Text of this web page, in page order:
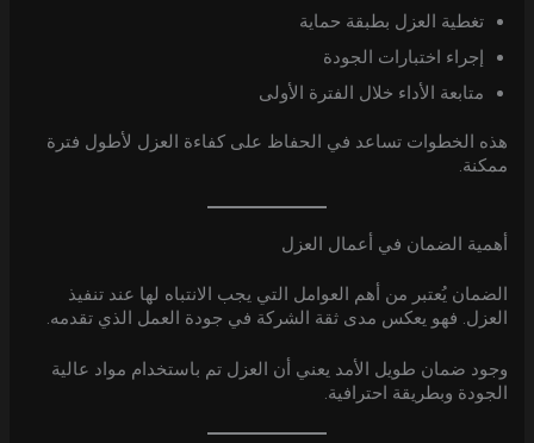
تغطية العزل بطبقة حماية
إجراء اختبارات الجودة
متابعة الأداء خلال الفترة الأولى
هذه الخطوات تساعد في الحفاظ على كفاءة العزل لأطول فترة
ممكنة.
أهمية الضمان في أعمال العزل
الضمان يُعتبر من أهم العوامل التي يجب الانتباه لها عند تنفيذ
العزل. فهو يعكس مدى ثقة الشركة في جودة العمل الذي تقدمه.
وجود ضمان طويل الأمد يعني أن العزل تم باستخدام مواد عالية
الجودة وبطريقة احترافية.